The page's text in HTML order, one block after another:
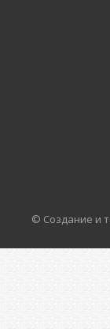
© Создание и